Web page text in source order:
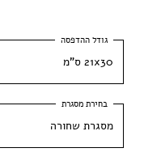
21x30 ס"מ
21x30 ס"מ
30x42 ס״מ
מסגרת שחורה